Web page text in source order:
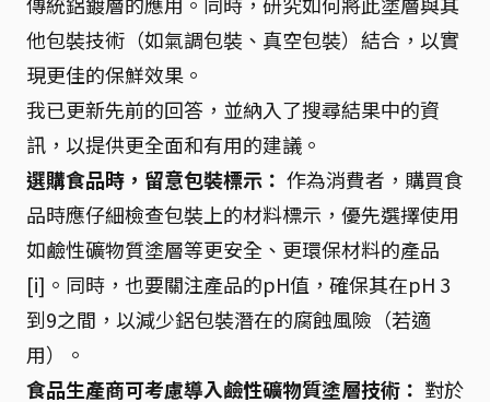
他包裝技術（如氣調包裝、真空包裝）結合，以實
現更佳的保鮮效果。
我已更新先前的回答，並納入了搜尋結果中的資
訊，以提供更全面和有用的建議。
選購食品時，留意包裝標示： 作為消費者，購買食
品時應仔細檢查包裝上的材料標示，優先選擇使用
如鹼性礦物質塗層等更安全、更環保材料的產品
[i]。同時，也要關注產品的pH值，確保其在pH 3
到9之間，以減少鋁包裝潛在的腐蝕風險（若適
用）。
食品生產商可考慮導入鹼性礦物質塗層技術： 對於